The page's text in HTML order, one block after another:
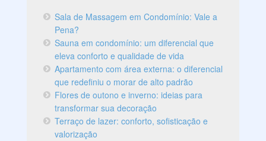
Sala de Massagem em Condomínio: Vale a
Pena?
Sauna em condomínio: um diferencial que
eleva conforto e qualidade de vida
Apartamento com área externa: o diferencial
que redefiniu o morar de alto padrão
Flores de outono e inverno: ideias para
transformar sua decoração
Terraço de lazer: conforto, sofisticação e
valorização